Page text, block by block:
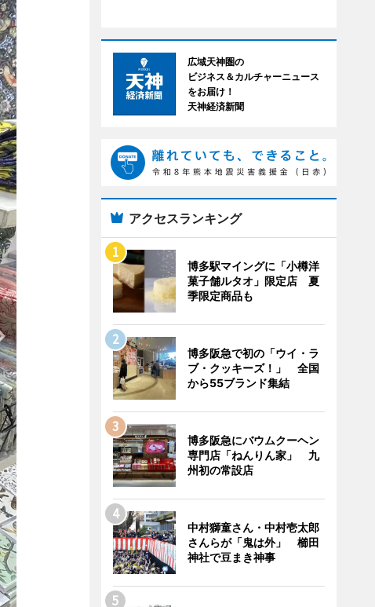
広域天神圏の
ビジネス＆カルチャーニュース
をお届け！
天神経済新聞
アクセスランキング
博多駅マイングに「小樽洋
菓子舗ルタオ」限定店 夏
季限定商品も
博多阪急で初の「ウイ・ラ
ブ・クッキーズ！」 全国
から55ブランド集結
博多阪急にバウムクーヘン
専門店「ねんりん家」 九
州初の常設店
中村獅童さん・中村壱太郎
さんらが「鬼は外」 櫛田
神社で豆まき神事